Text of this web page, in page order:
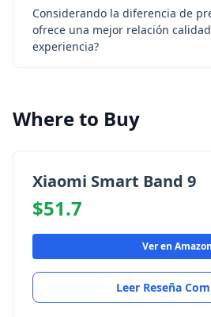
Considerando la diferencia de
ofrece una mejor relación
experiencia?
Where to Buy
Xiaomi Smart Band 9
$51.7
Ver en Amazon
Leer Reseña